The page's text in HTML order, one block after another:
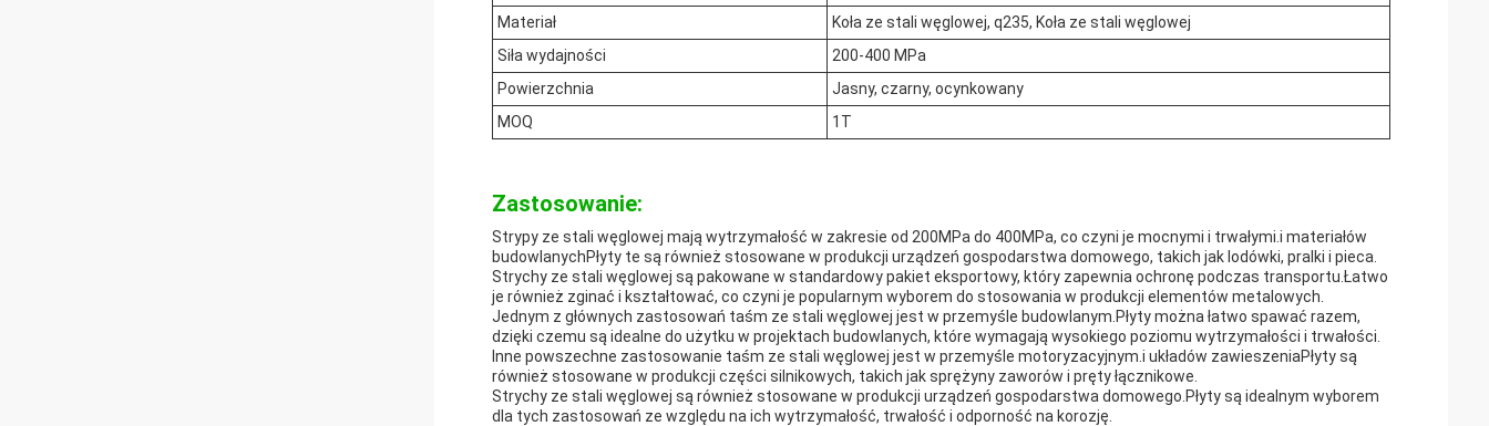
Materiał
Koła ze stali węglowej, q235, Koła ze stali węglowej
Siła wydajności
200-400 MPa
Powierzchnia
Jasny, czarny, ocynkowany
MOQ
1T
Zastosowanie:
Strypy ze stali węglowej mają wytrzymałość w zakresie od 200MPa do 400MPa, co czyni je mocnymi i trwałymi.i materiałów
budowlanychPłyty te są również stosowane w produkcji urządzeń gospodarstwa domowego, takich jak lodówki, pralki i pieca.
Strychy ze stali węglowej są pakowane w standardowy pakiet eksportowy, który zapewnia ochronę podczas transportu.Łatwo
je również zginać i kształtować, co czyni je popularnym wyborem do stosowania w produkcji elementów metalowych.
Jednym z głównych zastosowań taśm ze stali węglowej jest w przemyśle budowlanym.Płyty można łatwo spawać razem,
dzięki czemu są idealne do użytku w projektach budowlanych, które wymagają wysokiego poziomu wytrzymałości i trwałości.
Inne powszechne zastosowanie taśm ze stali węglowej jest w przemyśle motoryzacyjnym.i układów zawieszeniaPłyty są
również stosowane w produkcji części silnikowych, takich jak sprężyny zaworów i pręty łącznikowe.
Strychy ze stali węglowej są również stosowane w produkcji urządzeń gospodarstwa domowego.Płyty są idealnym wyborem
dla tych zastosowań ze względu na ich wytrzymałość, trwałość i odporność na korozję.